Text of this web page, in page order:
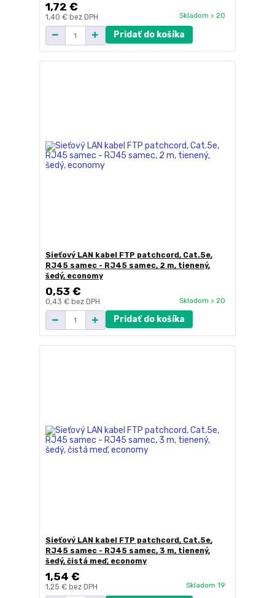
1,72 €
1,40 € bez DPH Skladom > 20
Pridať do košíka
Sieťový LAN kabel FTP patchcord, Cat.5e,
RJ45 samec - RJ45 samec, 2 m, tienený,
šedý, economy
0,53 €
0,43 € bez DPH Skladom > 20
Pridať do košíka
Sieťový LAN kabel FTP patchcord, Cat.5e,
RJ45 samec - RJ45 samec, 3 m, tienený,
šedý, čistá meď, economy
1,54 €
1,25 € bez DPH Skladom 19